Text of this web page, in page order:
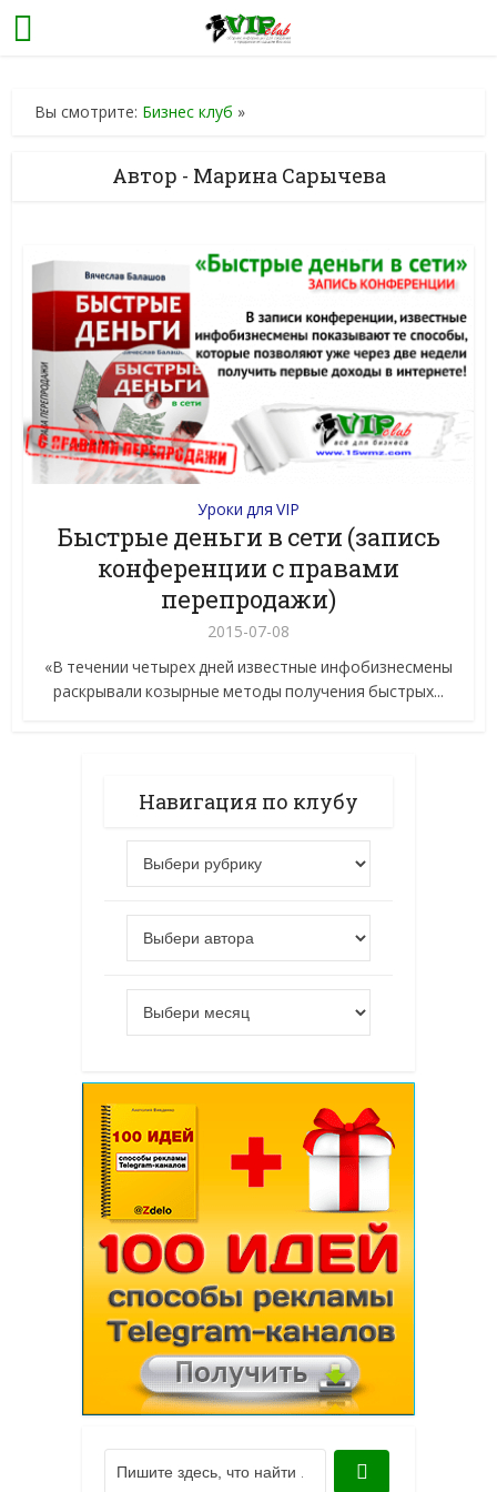
Вы смотрите: Бизнес клуб »
Автор - Марина Сарычева
Уроки для VIP
Быстрые деньги в сети (запись
конференции с правами
перепродажи)
2015-07-08
«В течении четырех дней известные инфобизнесмены
раскрывали козырные методы получения быстрых...
Навигация по клубу